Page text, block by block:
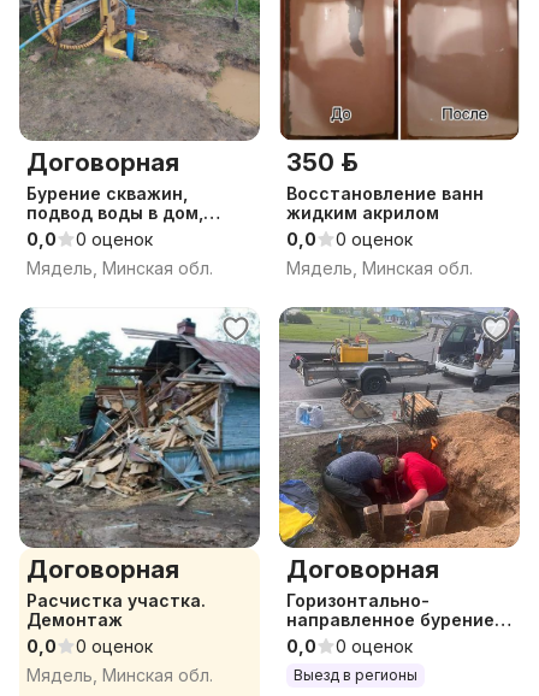
Договорная
Бурение скважин,
подвод воды в дом,
монтаж канализ
0,0
0 оценок
Мядель, Минская обл.
350 р.
Восстановление ванн
жидким акрилом
0,0
0 оценок
Мядель, Минская обл.
Договорная
Расчистка участка.
Демонтаж
0,0
0 оценок
Мядель, Минская обл.
Договорная
Горизонтально-
направленное бурение
(прокол)
0,0 0 оценок
Выезд в регионы